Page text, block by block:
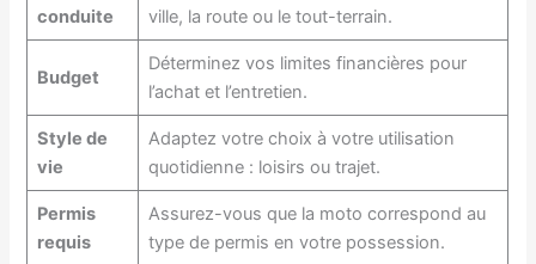
conduite
ville, la route ou le tout-terrain.
Budget
Déterminez vos limites financières pour
l’achat et l’entretien.
Style de
vie
Adaptez votre choix à votre utilisation
quotidienne : loisirs ou trajet.
Permis
requis
Assurez-vous que la moto correspond au
type de permis en votre possession.